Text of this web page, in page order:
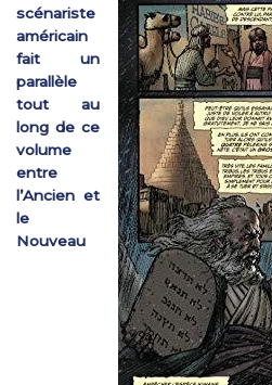
scénariste
américain
fait un
parallèle
tout au
long de ce
volume
entre
l’Ancien et
le
Nouveau